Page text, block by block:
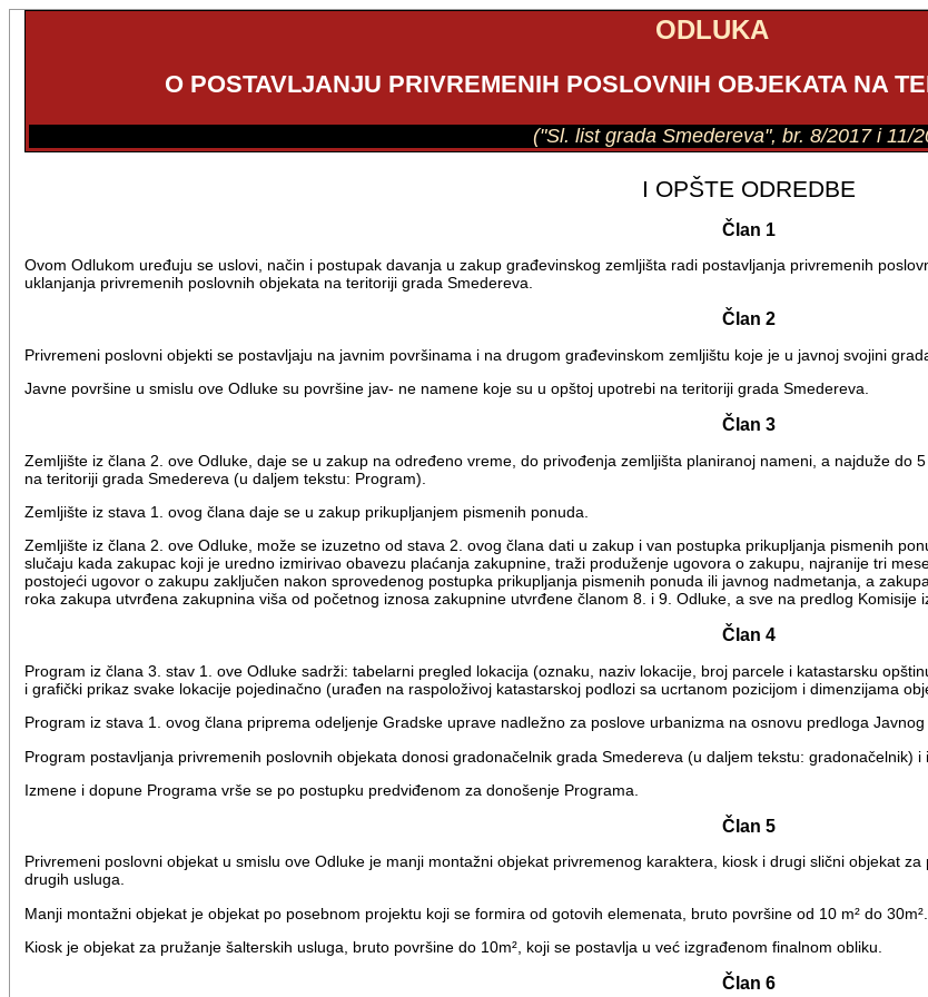
ODLUKA
O POSTAVLJANJU PRIVREMENIH POSLOVNIH OBJEKATA NA
("Sl. list grada Smedereva", br. 8/2017 i 11/
I OPŠTE ODREDBE
Član 1
Ovom Odlukom uređuju se uslovi, način i postupak davanja u zakup građevinskog zemljišta radi postavljanja privremenih
uklanjanja privremenih poslovnih objekata na teritoriji grada Smedereva.
Član 2
Privremeni poslovni objekti se postavljaju na javnim površinama i na drugom građevinskom zemljištu koje je u javnoj svojini
Javne površine u smislu ove Odluke su površine jav- ne namene koje su u opštoj upotrebi na teritoriji grada Smedereva.
Član 3
Zemljište iz člana 2. ove Odluke, daje se u zakup na određeno vreme, do privođenja zemljišta planiranoj nameni, a najduže do
na teritoriji grada Smedereva (u daljem tekstu: Program).
Zemljište iz stava 1. ovog člana daje se u zakup prikupljanjem pismenih ponuda.
Zemljište iz člana 2. ove Odluke, može se izuzetno od stava 2. ovog člana dati u zakup i van postupka prikupljanja pismenih
slučaju kada zakupac koji je uredno izmirivao obavezu plaćanja zakupnine, traži produženje ugovora o zakupu, najranije tri
postojeći ugovor o zakupu zaključen nakon sprovedenog postupka prikupljanja pismenih ponuda ili javnog nadmetanja, a
roka zakupa utvrđena zakupnina viša od početnog iznosa zakupnine utvrđene članom 8. i 9. Odluke, a sve na predlog Komisije
Član 4
Program iz člana 3. stav 1. ove Odluke sadrži: tabelarni pregled lokacija (oznaku, naziv lokacije, broj parcele i katastarsku
i grafički prikaz svake lokacije pojedinačno (urađen na raspoloživoj katastarskoj podlozi sa ucrtanom pozicijom i dimenzijama
Program iz stava 1. ovog člana priprema odeljenje Gradske uprave nadležno za poslove urbanizma na osnovu predloga
Program postavljanja privremenih poslovnih objekata donosi gradonačelnik grada Smedereva (u daljem tekstu: gradonačelnik)
Izmene i dopune Programa vrše se po postupku predviđenom za donošenje Programa.
Član 5
Privremeni poslovni objekat u smislu ove Odluke je manji montažni objekat privremenog karaktera, kiosk i drugi slični objekat
drugih usluga.
Manji montažni objekat je objekat po posebnom projektu koji se formira od gotovih elemenata, bruto površine od 10 m² do 30m².
Kiosk je objekat za pružanje šalterskih usluga, bruto površine do 10m², koji se postavlja u već izgrađenom finalnom obliku.
Član 6